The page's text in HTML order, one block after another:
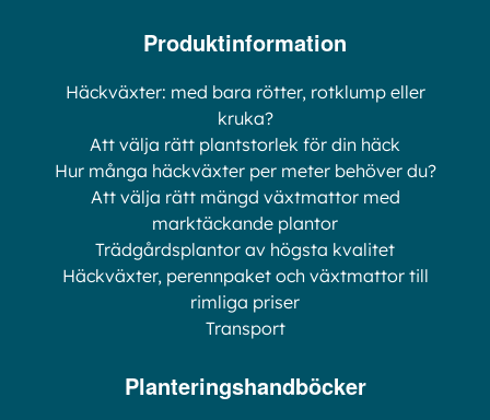
Produktinformation
Häckväxter: med bara rötter, rotklump eller
kruka?
Att välja rätt plantstorlek för din häck
Hur många häckväxter per meter behöver du?
Att välja rätt mängd växtmattor med
marktäckande plantor
Trädgårdsplantor av högsta kvalitet
Häckväxter, perennpaket och växtmattor till
rimliga priser
Transport
Planteringshandböcker